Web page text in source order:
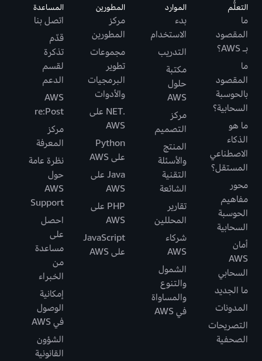
التعلُّم
ما
المقصود
بـ AWS؟
ما
المقصود
بالحوسبة
السحابية؟
ما هو
الذكاء
الاصطناعي
المستقل؟
محور
مفاهيم
الحوسبة
السحابية
أمان
AWS
السحابي
ما الجديد
المدونات
التصريحات
الصحفية
الموارد
بدء
الاستخدام
التدريب
مكتبة
حلول
AWS
مركز
التصميم
المنتج
والأسئلة
التقنية
الشائعة
تقارير
المحللين
شركاء
AWS
الشمول
والتنوع
والمساواة
في AWS
المطورين
مركز
المطورين
مجموعات
تطوير
البرمجيات
والأدوات
.NET على
AWS
Python
على AWS
Java على
AWS
PHP على
AWS
JavaScript
على AWS
المساعدة
اتصل بنا
قدّم
تذكرة
لقسم
الدعم
AWS
re:Post
مركز
المعرفة
نظرة عامة
حول
AWS
Support
احصل
على
مساعدة
من
الخبراء
إمكانية
الوصول
في AWS
الشؤون
القانونية